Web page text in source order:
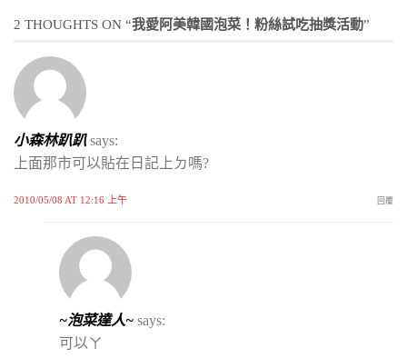
2 THOUGHTS ON “我愛阿美韓國泡菜！粉絲試吃抽獎活動”
小森林趴趴 says:
上面那市可以貼在日記上ㄉ嗎?
2010/05/08 AT 12:16 上午 回覆
~泡菜達人~ says:
可以ㄚ